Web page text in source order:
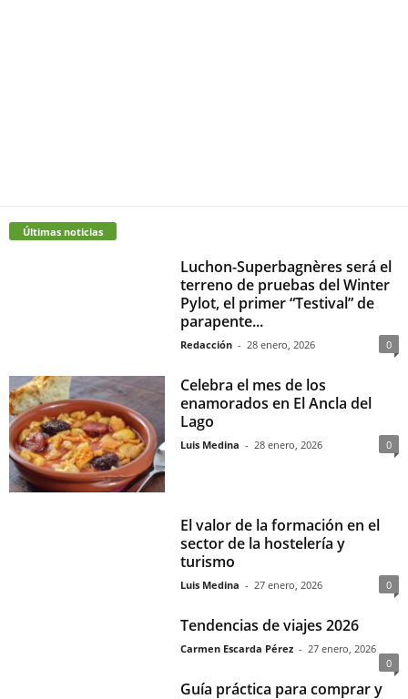
Últimas noticias
Luchon-Superbagnères será el
terreno de pruebas del Winter
Pylot, el primer “Testival” de
parapente...
Redacción - 28 enero, 2026 0
Celebra el mes de los
enamorados en El Ancla del
Lago
Luis Medina - 28 enero, 2026 0
El valor de la formación en el
sector de la hostelería y
turismo
Luis Medina - 27 enero, 2026 0
Tendencias de viajes 2026
Carmen Escarda Pérez - 27 enero, 2026
0
Guía práctica para comprar y